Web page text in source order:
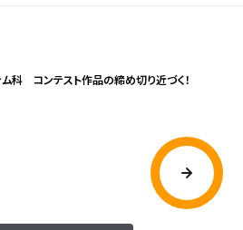
科 コンテスト作品の締め切り近づく！